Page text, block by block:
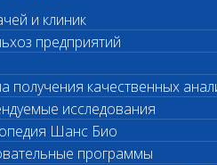
и клиник
предприятий
получения качественных
исследования
Шанс Био
программы